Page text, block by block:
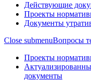
Действующие
Проекты
Документы
Close submenuВопросы
Проекты
документы